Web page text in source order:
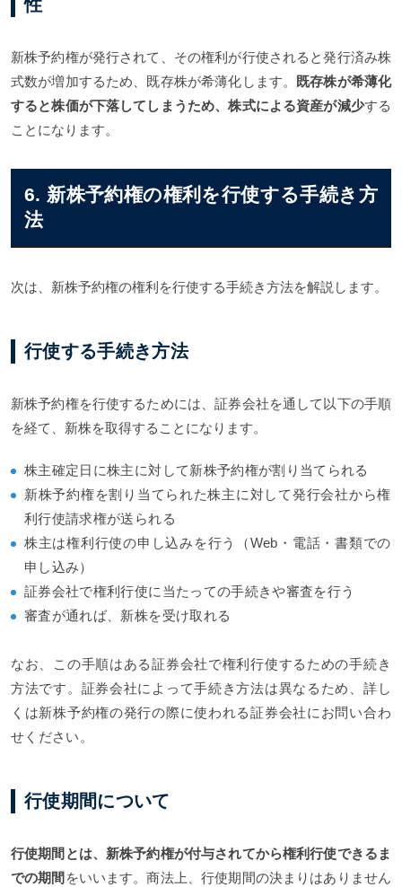
性
新株予約権が発行されて、その権利が行使されると発行済み株
式数が増加するため、既存株が希薄化します。
既存株が希薄化
すると株価が下落してしまうため、株式による資産が減少する
ことになります。
6. 新株予約権の権利を行使する手続き方
法
次は、新株予約権の権利を行使する手続き方法を解説します。
行使する手続き方法
新株予約権を行使するためには、証券会社を通して以下の手順
を経て、新株を取得することになります。
株主確定日に株主に対して新株予約権が割り当てられる
新株予約権を割り当てられた株主に対して発行会社から権
利行使請求権が送られる
株主は権利行使の申し込みを行う（Web・電話・書類での
申し込み）
証券会社で権利行使に当たっての手続きや審査を行う
審査が通れば、新株を受け取れる
なお、この手順はある証券会社で権利行使するための手続き
方法です。証券会社によって手続き方法は異なるため、詳し
くは新株予約権の発行の際に使われる証券会社にお問い合わ
せください。
行使期間について
行使期間とは、新株予約権が付与されてから権利行使できるま
での期間 をいいます。商法上、行使期間の決まりはありません